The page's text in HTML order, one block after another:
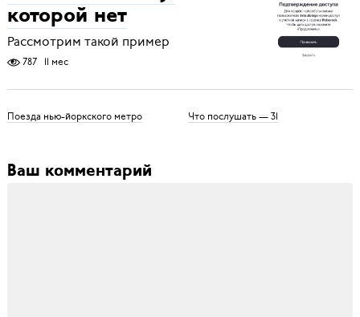
которой нет
Рассмотрим такой пример
787 11 мес
Поезда нью-йоркского метро Что послушать — 31
Ваш комментарий